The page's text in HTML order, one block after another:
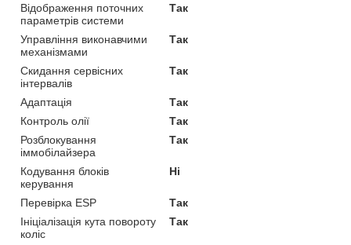
Відображення поточних
параметрів системи
Так
Управління виконавчими
механізмами
Так
Скидання сервісних
інтервалів
Так
Адаптація
Так
Контроль олії
Так
Розблокування
іммобілайзера
Так
Кодування блоків
керування
Ні
Перевірка ESP
Так
Ініціалізація кута повороту
коліс
Так